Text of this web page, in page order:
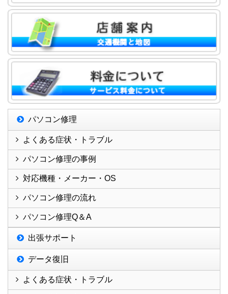
パソコン修理
よくある症状・トラブル
パソコン修理の事例
対応機種・メーカー・OS
パソコン修理の流れ
パソコン修理Q＆A
出張サポート
データ復旧
よくある症状・トラブル